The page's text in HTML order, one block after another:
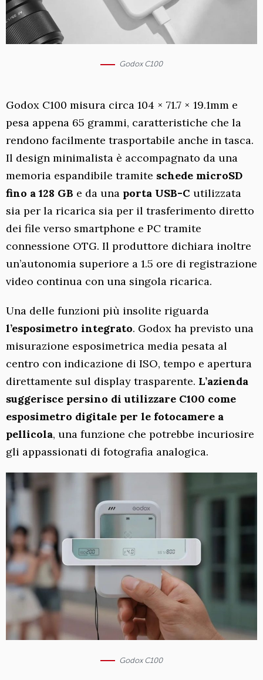
Godox C100
Godox C100 misura circa 104 × 71.7 × 19.1mm e
pesa appena 65 grammi, caratteristiche che la
rendono facilmente trasportabile anche in tasca.
Il design minimalista è accompagnato da una
memoria espandibile tramite schede microSD
fino a 128 GB e da una porta USB-C utilizzata
sia per la ricarica sia per il trasferimento diretto
dei file verso smartphone e PC tramite
connessione OTG. Il produttore dichiara inoltre
un’autonomia superiore a 1.5 ore di registrazione
video continua con una singola ricarica.
Una delle funzioni più insolite riguarda
l’esposimetro integrato. Godox ha previsto una
misurazione esposimetrica media pesata al
centro con indicazione di ISO, tempo e apertura
direttamente sul display trasparente. L’azienda
suggerisce persino di utilizzare C100 come
esposimetro digitale per le fotocamere a
pellicola, una funzione che potrebbe incuriosire
gli appassionati di fotografia analogica.
Godox C100